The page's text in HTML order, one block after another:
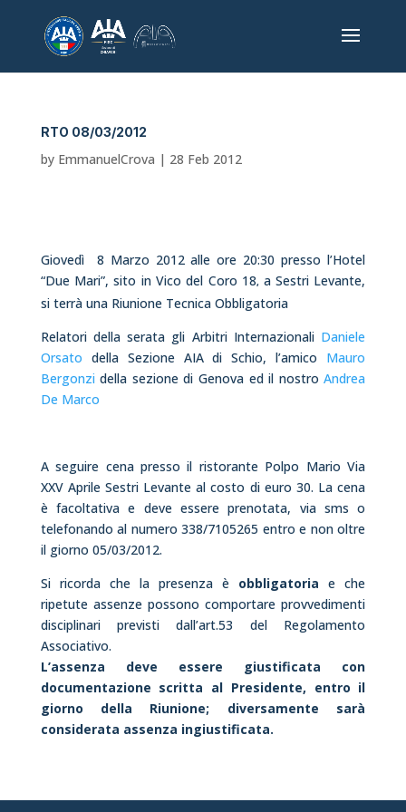
RTO 08/03/2012
by EmmanuelCrova | 28 Feb 2012
Giovedì 8 Marzo 2012 alle ore 20:30 presso l’Hotel
“Due Mari”, sito in Vico del Coro 18, a Sestri Levante,
si terrà una Riunione Tecnica Obbligatoria
Relatori della serata gli Arbitri Internazionali Daniele
Orsato della Sezione AIA di Schio, l’amico Mauro
Bergonzi della sezione di Genova ed il nostroAndrea
De Marco
A seguire cena presso il ristorante Polpo Mario Via
XXV Aprile Sestri Levante al costo di euro 30. La cena
è facoltativa e deve essere prenotata, via sms o
telefonando al numero 338/7105265 entro e non oltre
il giorno 05/03/2012.
Si ricorda che la presenza è obbligatoriae che
ripetute assenze possono comportare provvedimenti
disciplinari previsti dall’art.53 del Regolamento
Associativo.
L’assenza deve essere giustificata con
documentazione scritta al Presidente, entro il
giorno della Riunione; diversamente sarà
considerata assenza ingiustificata.